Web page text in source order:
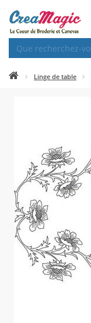
Linge de table